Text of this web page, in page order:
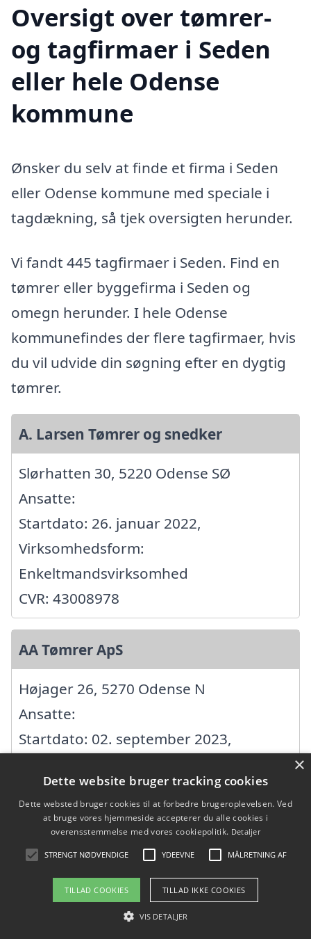
Oversigt over tømrer-
og tagfirmaer i Seden
eller hele Odense
kommune
Ønsker du selv at finde et firma i Seden
eller Odense kommune med speciale i
tagdækning, så tjek oversigten herunder.
Vi fandt 445 tagfirmaer i Seden. Find en
tømrer eller byggefirma i Seden og
omegn herunder. I hele Odense
kommunefindes der flere tagfirmaer, hvis
du vil udvide din søgning efter en dygtig
tømrer.
A. Larsen Tømrer og snedker
Slørhatten 30, 5220 Odense SØ
Ansatte:
Startdato: 26. januar 2022,
Virksomhedsform:
Enkeltmandsvirksomhed
CVR: 43008978
AA Tømrer ApS
Højager 26, 5270 Odense N
Ansatte:
Startdato: 02. september 2023,
CVR: 44345358
Aage Steen Vestergaard
Giersingvænget 14, 5220 Odense SØ
Ansatte: 0
×
Dette website bruger tracking cookies
Dette websted bruger cookies til at forbedre brugeroplevelsen. Ved
at bruge vores hjemmeside accepterer du alle cookies i
overensstemmelse med vores cookiepolitik. Detaljer
STRENGT NØDVENDIGE YDEEVNE MÅLRETNING AF
TILLAD COOKIES TILLAD IKKE COOKIES
VIS DETALJER